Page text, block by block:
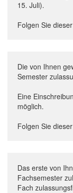
15. Juli).
Folgen Sie dieser
Die von Ihnen
Semester
Eine
möglich.
Folgen Sie dieser
Das erste von
Fachsemester
Fach